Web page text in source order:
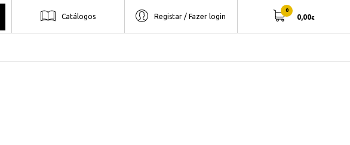
Catálogos Registar / Fazer login
0
0,00€